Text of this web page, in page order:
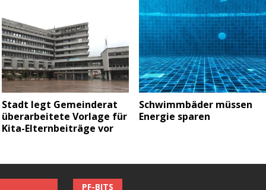
Stadt legt Gemeinderat
überarbeitete Vorlage für
Kita-Elternbeiträge vor
Schwimmbäder müssen
Energie sparen
PF-BITS